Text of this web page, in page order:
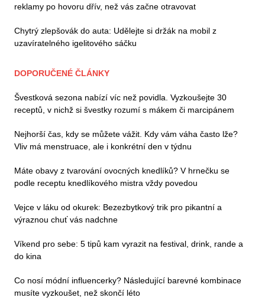
reklamy po hovoru dřív, než vás začne otravovat
Chytrý zlepšovák do auta: Udělejte si držák na mobil z
uzavíratelného igelitového sáčku
DOPORUČENÉ ČLÁNKY
Švestková sezona nabízí víc než povidla. Vyzkoušejte 30
receptů, v nichž si švestky rozumí s mákem či marcipánem
Nejhorší čas, kdy se můžete vážit. Kdy vám váha často lže?
Vliv má menstruace, ale i konkrétní den v týdnu
Máte obavy z tvarování ovocných knedlíků? V hrnečku se
podle receptu knedlíkového mistra vždy povedou
Vejce v láku od okurek: Bezezbytkový trik pro pikantní a
výraznou chuť vás nadchne
Víkend pro sebe: 5 tipů kam vyrazit na festival, drink, rande a
do kina
Co nosí módní influencerky? Následující barevné kombinace
musíte vyzkoušet, než skončí léto